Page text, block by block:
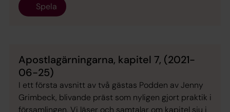
Spela
Apostlagärningarna, kapitel 7, (2021-
06-25)
I ett första avsnitt av två gästas Podden av Jenny
Grimbeck, blivande präst som nyligen gjort praktik i
församlingen. Vi läser och samtalar om kapitel sju i